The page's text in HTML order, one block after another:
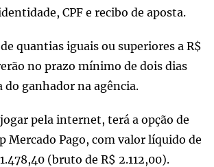
CPF e recibo de aposta.
quantias iguais ou superiores a R$
no prazo mínimo de dois dias
do ganhador na agência.
pela internet, terá a opção de
Mercado Pago, com valor líquido de
(bruto de R$ 2.112,00).